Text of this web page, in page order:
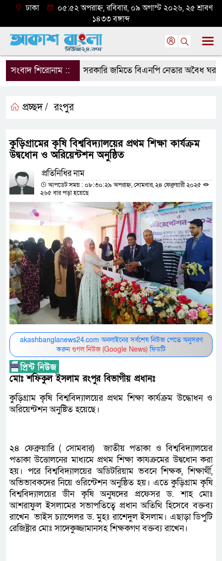
ঢাকা
০৫:৫২ অপরাহ্ন, রবিবার, ০৯ অগাস্ট ২০২৬, ২৫ শ্রাবণ
১৪৩৩ বঙ্গাব্দ
সংবাদ শিরোনাম :: সরকারি জমিতে বিএনপি নেতার অবৈধ ঘর
প্রচ্ছদ / রংপুর
কুড়িগ্রামের কৃষি বিশ্ববিদ্যালয়ের প্রথম শিক্ষা কার্যক্রম
উদ্বধোন ও অরিয়েন্টশন অনুষ্ঠিত
প্রতিনিধির নাম
আপডেট সময় : ০৮:৩০:২৯ অপরাহ্ন, সোমবার, ২৪ ফেব্রুয়ারী ২০২৫
২৬৫ বার পড়া হয়েছে
akashbanglanews24.com অনলাইনের সর্বশেষ নিউজ পেতে অনুসরণ
করুনগুগল নিউজ (Google News)ফিডটি
মোঃ শফিকুল ইসলাম রংপুর বিভাগীয় প্রধানঃ
কুড়িগ্রাম কৃষি বিশ্ববিদ্যালয়ের প্রথম শিক্ষা কার্যক্রম উদ্ধোধন ও
অরিয়েন্টশন অনুষ্টিত হয়েছে।
২৪ ফেব্রুয়ারি ( সোমবার) জাতীয় পতাকা ও বিশ্ববিদ্যালয়ের
পতাকা উত্তোলনের মাধ্যমে প্রথম শিক্ষা কাযক্রমের উদ্বধোন করা
হয়। পরে বিশ্ববিদ্যালয়ের অডিটরিয়াম ভবনে শিক্ষক, শিক্ষার্থী,
অভিভাবকদের নিয়ে ওরিন্টেশন অনুষ্ঠিত হয়। এতে কুড়িগ্রাম কৃষি
বিশ্ববিদ্যালয়ের ডীন কৃষি অনুষদের প্রফেসর ড. শাহ মোঃ
আশরাফুল ইসলামের সভাপতিত্বে প্রধান অতিথি হিসেবে বক্তব্য
রাখেন ভাইস চ্যান্সেলর ড. মুহঃ রাশেদুল ইসলাম। এছাড়া ডিপুটি
রেজিষ্ট্রার মোঃ সাদেকুজ্জামানসহ শিক্ষকগণ বক্তব্য রাখেন।